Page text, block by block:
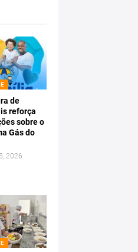
de
reforça
sobre o
Gás do
2026